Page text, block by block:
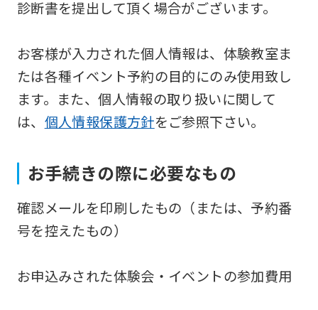
診断書を提出して頂く場合がございます。
お客様が入力された個人情報は、体験教室ま
たは各種イベント予約の目的にのみ使用致し
ます。また、個人情報の取り扱いに関して
は、 個人情報保護方針をご参照下さい。
お手続きの際に必要なもの
確認メールを印刷したもの（または、予約番
号を控えたもの）
お申込みされた体験会・イベントの参加費用
the
version
of
this
website
be
mechanically,
may